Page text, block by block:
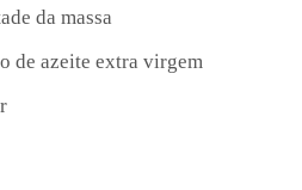
da massa
de azeite extra virgem